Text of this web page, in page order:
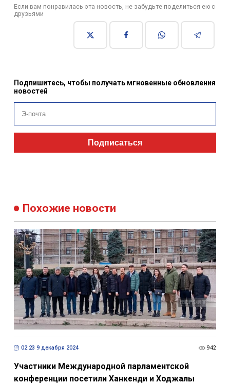
Если вам понравилась эта новость, не забудьте поделиться ею с
друзьями
Подпишитесь, чтобы получать мгновенные обновления
новостей
Подписаться
Похожие новости
02:23 9 декабря 2024 942
Участники Международной парламентской
конференции посетили Ханкенди и Ходжалы